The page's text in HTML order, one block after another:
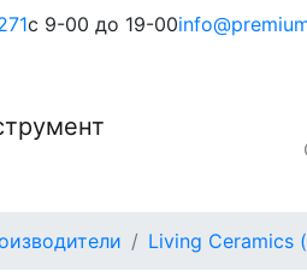
с 9-00 до 19-00
Living Ceramics